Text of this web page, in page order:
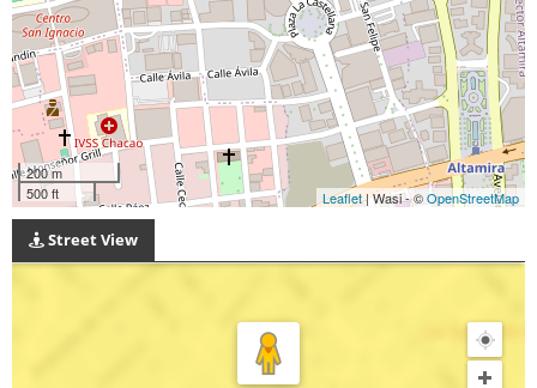
200 m
500 ft
Leaflet| Wasi - ©OpenStreetMap
Street View